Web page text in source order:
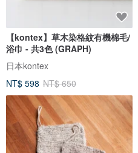
【kontex】草木染格紋有機棉毛/
浴巾 - 共3色 (GRAPH)
日本kontex
NT$ 598 NT$ 650